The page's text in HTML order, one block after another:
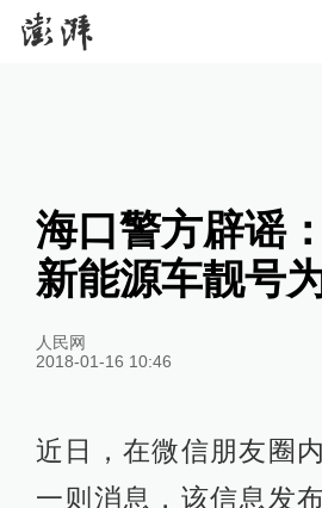
海口警方辟谣
新能源车靓号
人民网
2018-01-16 10:46
近日，在微信朋友圈
一则消息，该信息发